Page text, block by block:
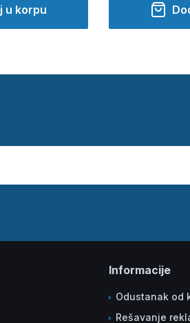
u korpu
Informacije
Odustanak od
Rešavanje